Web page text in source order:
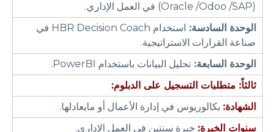
(Oracle /Odoo /SAP) في العمل الإداري.
الوحدة السادسة:
استخدام HBR Decision Coach في
صناعة القرارات الاستراتيجية.
الوحدة السابعة: تحليل البيانات باستخدام PowerBI.
ثالثاً: متطلبات التسجيل على الدبلوم:
الشهادة: بكالوريوس في إدارة الأعمال أو مايعادلها.
سنوات الخبرة: خبرة سنتين في العمل الإداري.